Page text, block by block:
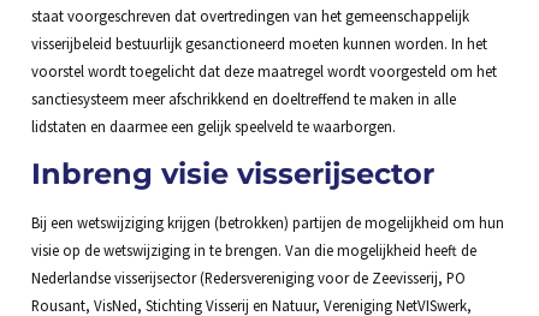
staat voorgeschreven dat overtredingen van het gemeenschappelijk
visserijbeleid bestuurlijk gesanctioneerd moeten kunnen worden. In het
voorstel wordt toegelicht dat deze maatregel wordt voorgesteld om het
sanctiesysteem meer afschrikkend en doeltreffend te maken in alle
lidstaten en daarmee een gelijk speelveld te waarborgen.
Inbreng visie visserijsector
Bij een wetswijziging krijgen (betrokken) partijen de mogelijkheid om hun
visie op de wetswijziging in te brengen. Van die mogelijkheid heeft de
Nederlandse visserijsector (Redersvereniging voor de Zeevisserij, PO
Rousant, VisNed, Stichting Visserij en Natuur, Vereniging NetVISwerk,